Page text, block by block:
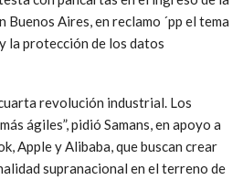
Buenos Aires, en reclamo ´pp el tema
la protección de los datos
revolución industrial. Los
ágiles”, pidió Samans, en apoyo a
Apple y Alibaba, que buscan crear
supranacional en el terreno de